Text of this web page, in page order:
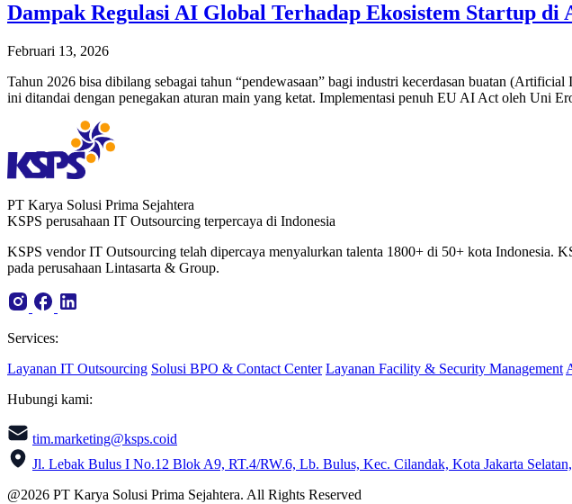
Dampak Regulasi AI Global Terhadap Ekosistem Startup di
Februari 13, 2026
Tahun 2026 bisa dibilang sebagai tahun “pendewasaan” bagi industri kecerdasan buatan
ini ditandai dengan penegakan aturan main yang ketat. Implementasi penuh EU AI Act oleh Uni
PT Karya Solusi Prima Sejahtera
KSPS perusahaan IT Outsourcing terpercaya di Indonesia
KSPS vendor IT Outsourcing telah dipercaya menyalurkan talenta 1800+ di 50+ kota Indonesia.
pada perusahaan Lintasarta & Group.
Services:
Layanan IT Outsourcing Solusi BPO & Contact Center Layanan Facility & Security Management
Hubungi kami:
tim.marketing@ksps.coid
Jl. Lebak Bulus I No.12 Blok A9, RT.4/RW.6, Lb. Bulus, Kec. Cilandak, Kota Jakarta
@2026 PT Karya Solusi Prima Sejahtera. All Rights Reserved